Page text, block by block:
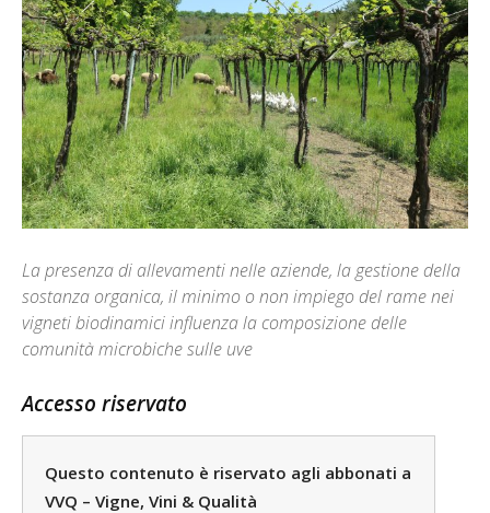
La presenza di allevamenti nelle aziende, la gestione della
sostanza organica, il minimo o non impiego del rame nei
vigneti biodinamici influenza la composizione delle
comunità microbiche sulle uve
Accesso riservato
Questo contenuto è riservato agli abbonati a
VVQ – Vigne, Vini & Qualità